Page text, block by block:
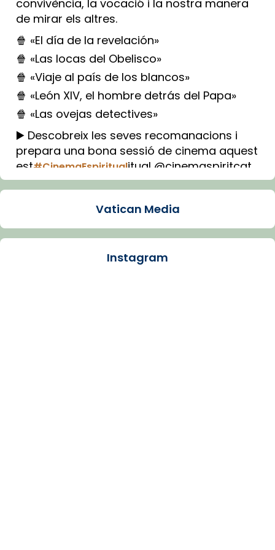
convivència, la vocació i la nostra manera
de mirar els altres.
🍿 «El día de la revelación»
🍿 «Las locas del Obelisco»
🍿 «Viaje al país de los blancos»
🍿 «León XIV, el hombre detrás del Papa»
🍿 «Las ovejas detectives»
▶️ Descobreix les seves recomanacions i
prepara una bona sessió de cinema aquest
est#CinemaEspiritualitual @cinemaspiritcat
Imatge: Generada amb IA (OpenAI)
Arquebisbat de Barcelona
Vatican Media
Instagram